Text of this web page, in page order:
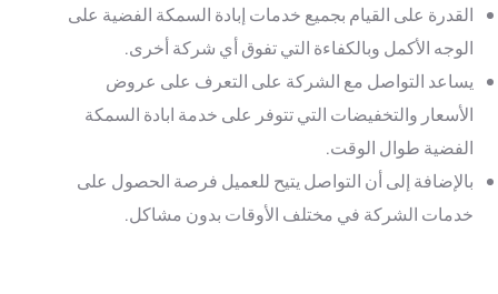
القدرة على القيام بجميع خدمات إبادة السمكة الفضية على
الوجه الأكمل وبالكفاءة التي تفوق أي شركة أخرى.
يساعد التواصل مع الشركة على التعرف على عروض
الأسعار والتخفيضات التي تتوفر على خدمة ابادة السمكة
الفضية طوال الوقت.
بالإضافة إلى أن التواصل يتيح للعميل فرصة الحصول على
خدمات الشركة في مختلف الأوقات بدون مشاكل.